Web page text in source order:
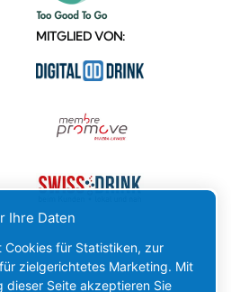
MITGLIED VON:
Ihre Daten
Cookies für Statistiken, zur
zielgerichtetes Marketing. Mit
dieser Seite akzeptieren Sie